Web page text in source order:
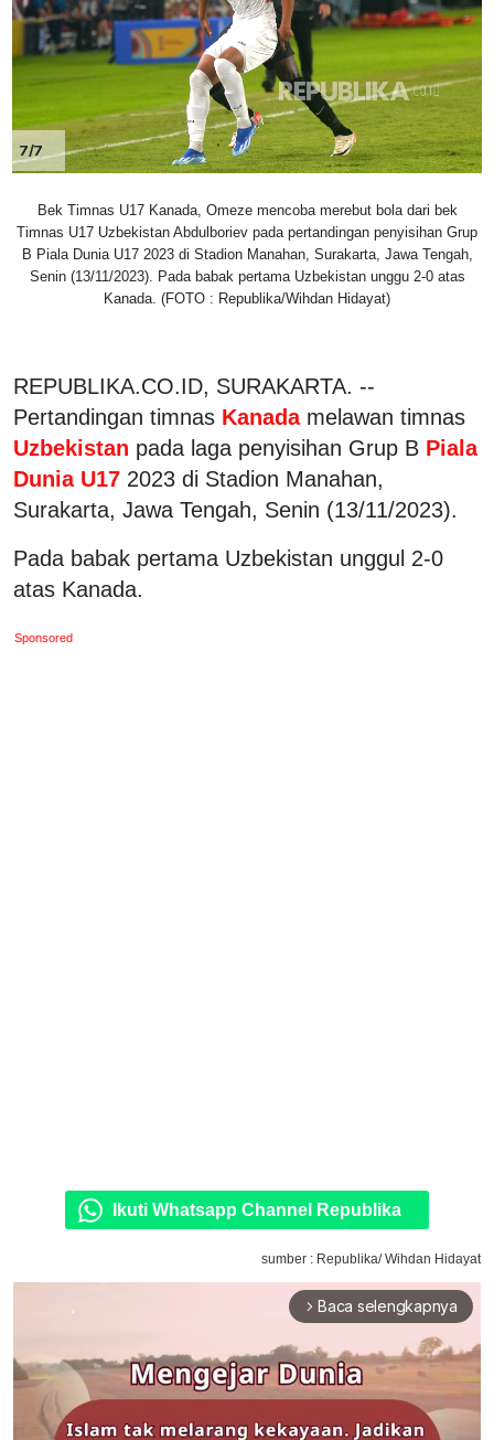
7/7
Bek Timnas U17 Kanada, Omeze mencoba merebut bola dari bek
Timnas U17 Uzbekistan Abdulboriev pada pertandingan penyisihan Grup
B Piala Dunia U17 2023 di Stadion Manahan, Surakarta, Jawa Tengah,
Senin (13/11/2023). Pada babak pertama Uzbekistan unggu 2-0 atas
Kanada. (FOTO : Republika/Wihdan Hidayat)
REPUBLIKA.CO.ID, SURAKARTA. --
Pertandingan timnas Kanada melawan timnas
Uzbekistan pada laga penyisihan Grup B Piala
Dunia U17 2023 di Stadion Manahan,
Surakarta, Jawa Tengah, Senin (13/11/2023).
Pada babak pertama Uzbekistan unggul 2-0
atas Kanada.
Sponsored
Ikuti Whatsapp Channel Republika
sumber : Republika/ Wihdan Hidayat
arrow_forward_ios Baca selengkapnya